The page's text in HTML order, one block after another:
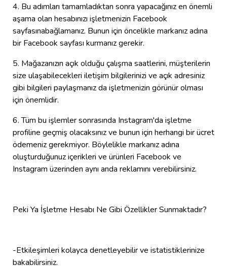
4. Bu adımları tamamladıktan sonra yapacağınız en önemli
aşama olan hesabınızı işletmenizin Facebook
sayfasınabağlamanız. Bunun için öncelikle markanız adına
bir Facebook sayfası kurmanız gerekir.
5. Mağazanızın açık olduğu çalışma saatlerini, müşterilerin
size ulaşabilecekleri iletişim bilgilerinizi ve açık adresiniz
gibi bilgileri paylaşmanız da işletmenizin görünür olması
için önemlidir.
6. Tüm bu işlemler sonrasında Instagram'da işletme
profiline geçmiş olacaksınız ve bunun için herhangi bir ücret
ödemeniz gerekmiyor. Böylelikle markanız adına
oluşturduğunuz içerikleri ve ürünleri Facebook ve
Instagram üzerinden aynı anda reklamını verebilirsiniz.
Peki Ya İşletme Hesabı Ne Gibi Özellikler Sunmaktadır?
-Etkileşimleri kolayca denetleyebilir ve istatistiklerinize
bakabilirsiniz.